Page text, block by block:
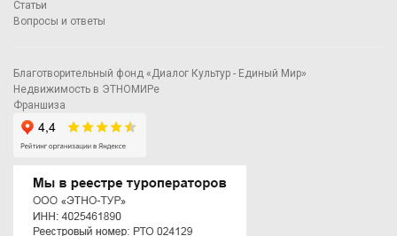
Статьи
Вопросы и ответы
Благотворительный фонд «Диалог Культур - Единый Мир»
Недвижимость в ЭТНОМИРе
Франшиза